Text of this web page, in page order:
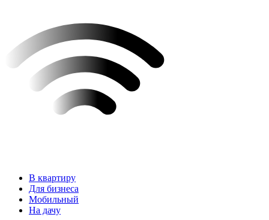
В квартиру
Для бизнеса
Мобильный
На дачу